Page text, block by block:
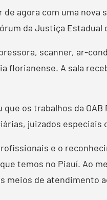
agora com uma
da Justiça
scanner, ar-
florianense. A sala
os trabalhos da
juizados
e o
temos no Piauí. Ao
meios de atendimento